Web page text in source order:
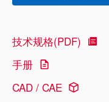
技术规格(PDF)
手册
CAD / CAE